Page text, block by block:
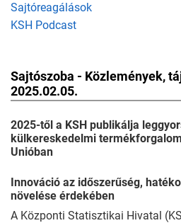
Sajtóreagálások
KSH Podcast
Sajtószoba - Közlemények,
2025.02.05.
2025-től a KSH publikálja
külkereskedelmi
Unióban
Innováció az időszerűség,
növelése érdekében
A Központi Statisztikai Hivatal